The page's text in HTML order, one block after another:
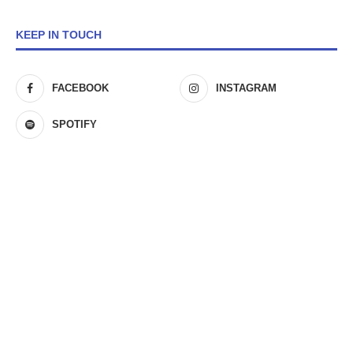
KEEP IN TOUCH
FACEBOOK INSTAGRAM
SPOTIFY